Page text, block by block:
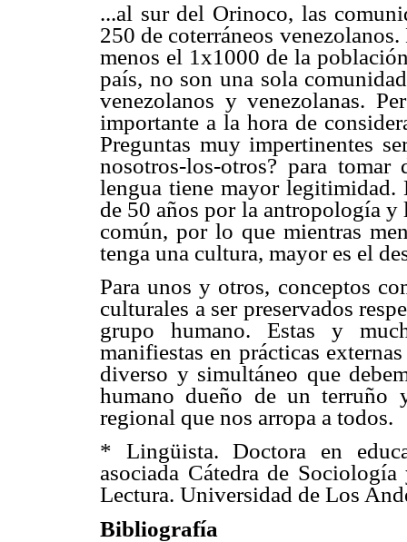
...al sur del Orinoco, las
250 de coterráneos
menos el 1x1000 de la
país, no son una sola
venezolanos y venezolanas.
importante a la hora de
Preguntas muy impertinentes
nosotros-los-otros? para
lengua tiene mayor legitimidad.
de 50 años por la antropología
común, por lo que mientras
tenga una cultura, mayor es el
Para unos y otros, conceptos
culturales a ser preservados
grupo humano. Estas y
manifiestas en prácticas
diverso y simultáneo que
humano dueño de un terruño
regional que nos arropa a todos.
* Lingüista. Doctora en
asociada Cátedra de
Lectura. Universidad de Los
Bibliografía